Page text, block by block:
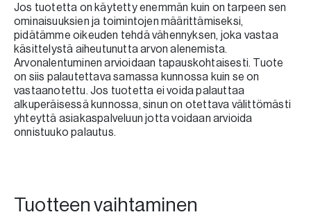
Jos tuotetta on käytetty enemmän kuin on tarpeen sen
ominaisuuksien ja toimintojen määrittämiseksi,
pidätämme oikeuden tehdä vähennyksen, joka vastaa
käsittelystä aiheutunutta arvon alenemista.
Arvonalentuminen arvioidaan tapauskohtaisesti. Tuote
on siis palautettava samassa kunnossa kuin se on
vastaanotettu. Jos tuotetta ei voida palauttaa
alkuperäisessä kunnossa, sinun on otettava välittömästi
yhteyttä asiakaspalveluun jotta voidaan arvioida
onnistuuko palautus.
Tuotteen vaihtaminen